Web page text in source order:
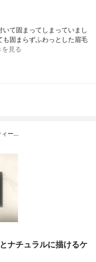
て固まってしまっていまし
も固まらずふわっとした眉毛
を見る
ィー…
ナチュラルに描けるケ